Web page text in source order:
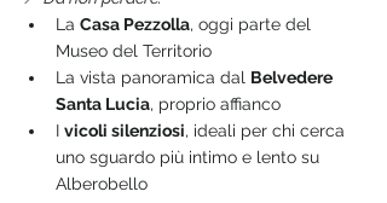
La Casa Pezzolla, oggi parte del
Museo del Territorio
La vista panoramica dal Belvedere
Santa Lucia, proprio affianco
I vicoli silenziosi, ideali per chi cerca
uno sguardo più intimo e lento su
Alberobello